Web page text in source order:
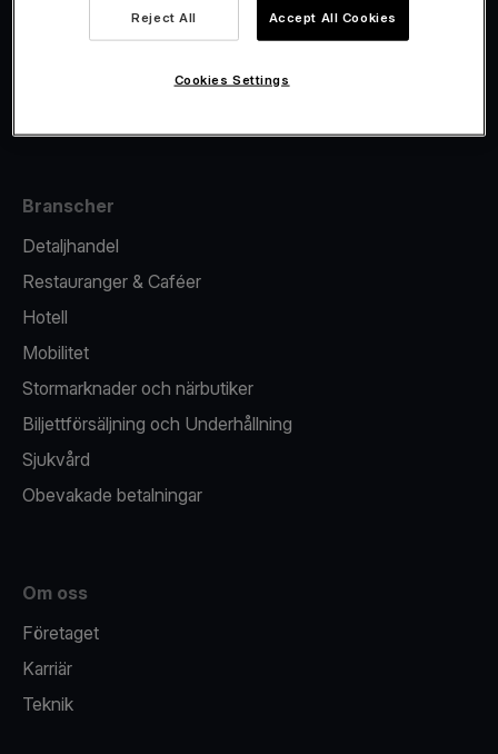
Fiskalisering
Branscher
Detaljhandel
Restauranger & Caféer
Hotell
Mobilitet
Stormarknader och närbutiker
Biljettförsäljning och Underhållning
Sjukvård
Obevakade betalningar
Om oss
Företaget
Karriär
Teknik
Reject All Accept All Cookies
Cookies Settings